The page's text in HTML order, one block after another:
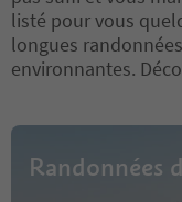
listé pour vous
longues
environnantes.
Randonnées